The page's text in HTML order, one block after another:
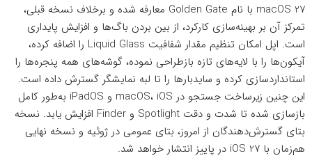
macOS 27 با نام Golden Gate معارفه شده و برخلاف نسخه قبلی،
تمرکز آن بر بهینه‌سازی کارکرد، از بین بردن باگ‌ها و افزایش پایداری
است. اپل امکان تنظیم مقدار شفافیت Liquid Glass را اضافه کرده،
آیکون‌ها را با لایه‌های تازه بازطراحی نموده، گوشه‌های همه پنجره‌ها را
استانداردسازی کرده و سایدبارها را تا لبه نمایشگر گسترش داده است.
این چنین زیرساخت جستجو در macOS، iOS و iPadOS به‌طور کامل
بازسازی شده تا شدت و دقت Spotlight و Finder افزایش یابد. نسخه
بتای گسترش‌دهندگان از امروز، بتای عمومی در ژوئیه و نسخه نهایی
هم‌زمان با iOS 27 در پاییز انتشار خواهد شد.